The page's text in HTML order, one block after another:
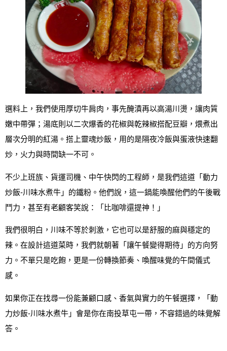
選料上，我們使用厚切牛肩肉，事先醃漬再以高湯川燙，讓肉質
嫩中帶彈；湯底則以二次爆香的花椒與乾辣椒搭配豆瓣，煨煮出
層次分明的紅湯。搭上靈魂炒飯，用的是隔夜冷飯與蛋液快速翻
炒，火力與時間缺一不可。
不少上班族、貨運司機、中午快閃的工程師，是我們這道「動力
炒飯‑川味水煮牛」的鐵粉。他們說，這一鍋能喚醒他們的午後戰
鬥力，甚至有老顧客笑說：「比咖啡還提神！」
我們很明白，川味不等於刺激，它也可以是舒服的麻與穩定的
辣。在設計這道菜時，我們就朝著「讓午餐變得期待」的方向努
力。不單只是吃飽，更是一份轉換節奏、喚醒味覺的午間儀式
感。
如果你正在找尋一份能兼顧口感、香氣與實力的午餐選擇，「動
力炒飯‑川味水煮牛」會是你在南投草屯一帶，不容錯過的味覺解
答。